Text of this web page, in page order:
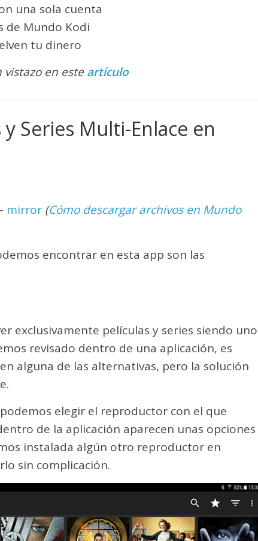
una sola cuenta
de Mundo Kodi
tu dinero
en esteartículo
Series Multi-Enlace en
mirror (Cómo descargar archivos en Mundo
encontrar en esta app son las
exclusivamente películas y series siendo uno
revisado dentro de una aplicación, es
alguna de las alternativas, pero la solución
elegir el reproductor con el que
de la aplicación aparecen unas opciones
instalada algún otro reproductor en
sin complicación.